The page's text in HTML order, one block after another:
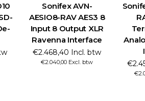
Sonifex AVN-
AESIO8-RAV AES3 8
Input 8 Output XLR
Ravenna Interface
€2.468,40 Incl. btw
€2.040,00 Excl. btw